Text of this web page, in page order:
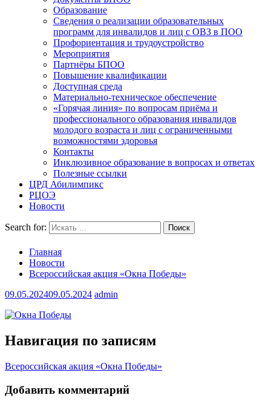
Образование
Сведения о реализации образовательных
программ для инвалидов и лиц с ОВЗ в ПОО
Профориентация и трудоустройство
Мероприятия
Партнёры БПОО
Повышение квалификации
Доступная среда
Материально-техническое обеспечение
«Горячая линия» по вопросам приёма и
профессионального образования инвалидов
молодого возраста и лиц с ограниченными
возможностями здоровья
Контакты
Инклюзивное образование в вопросах и ответах
Полезные ссылки
ЦРД Абилимпикс
РЦОЭ
Новости
Search for:
Главная
Новости
Всероссийская акция «Окна Победы»
09.05.202409.05.2024 admin
Навигация по записям
Всероссийская акция «Окна Победы»
Добавить комментарий